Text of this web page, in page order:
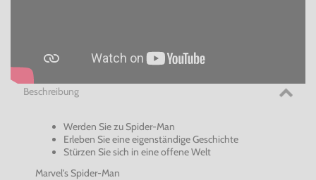
Beschreibung
Werden Sie zu Spider-Man
Erleben Sie eine eigenständige Geschichte
Stürzen Sie sich in eine offene Welt
Marvel's Spider-Man